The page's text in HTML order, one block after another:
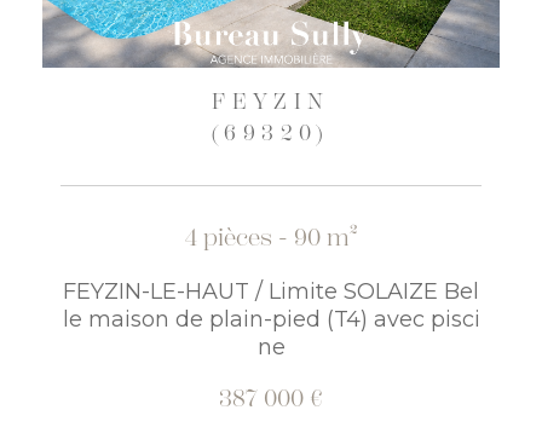
FEYZIN
(69320)
4 pièces - 90 m²
FEYZIN-LE-HAUT / Limite SOLAIZE Bel
le maison de plain-pied (T4) avec pisci
ne
387 000 €